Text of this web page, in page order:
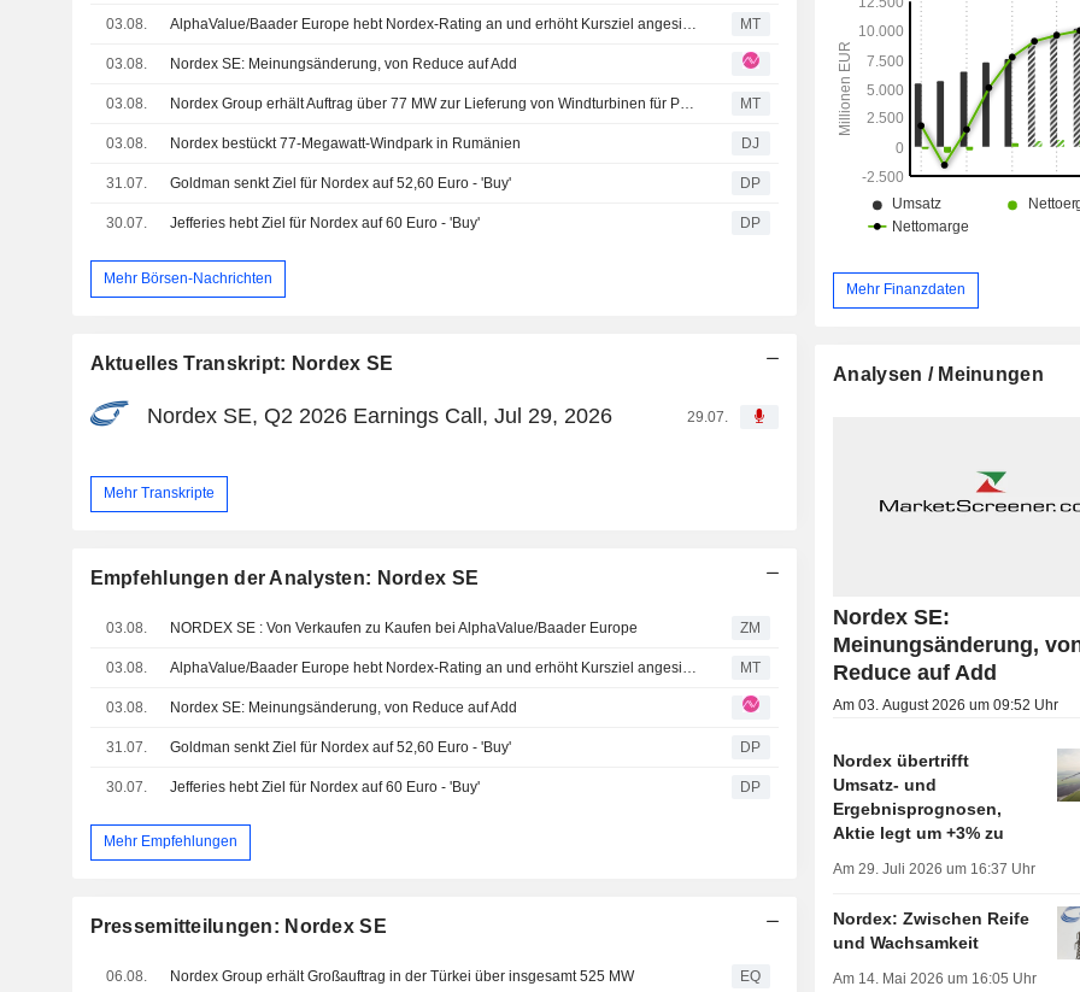
03.08. AlphaValue/Baader Europe hebt Nordex-Rating an und erhöht Kursziel angesichts anhaltend starker Auftragslage im ersten Halbjahr MT
03.08. Nordex SE: Meinungsänderung, von Reduce auf Add
03.08. Nordex Group erhält Auftrag über 77 MW zur Lieferung von Windturbinen für Projekt in Rumänien MT
03.08. Nordex bestückt 77-Megawatt-Windpark in Rumänien DJ
31.07. Goldman senkt Ziel für Nordex auf 52,60 Euro - 'Buy' DP
30.07. Jefferies hebt Ziel für Nordex auf 60 Euro - 'Buy' DP
Mehr Börsen-Nachrichten
Aktuelles Transkript: Nordex SE
Nordex SE, Q2 2026 Earnings Call, Jul 29, 2026 29.07.
Mehr Transkripte
Empfehlungen der Analysten: Nordex SE
03.08. NORDEX SE : Von Verkaufen zu Kaufen bei AlphaValue/Baader Europe ZM
03.08. MT
03.08. Nordex SE: Meinungsänderung, von Reduce auf Add
31.07. Goldman senkt Ziel für Nordex auf 52,60 Euro - 'Buy' DP
30.07. Jefferies hebt Ziel für Nordex auf 60 Euro - 'Buy' DP
Mehr Empfehlungen
Pressemitteilungen: Nordex SE
06.08. Nordex Group erhält Großauftrag in der Türkei über insgesamt 525 MW EQ
Mehr Finanzdaten
Analysen / Meinungen
Nordex SE:
Meinungsänderung,
Reduce auf Add
Am 03. August 2026 um 09:52 Uhr
Nordex übertrifft
Umsatz- und
Ergebnisprognosen,
Aktie legt um +3% zu
Am 29. Juli 2026 um 16:37 Uhr
Nordex: Zwischen Reife
und Wachsamkeit
Am 14. Mai 2026 um 16:05 Uhr